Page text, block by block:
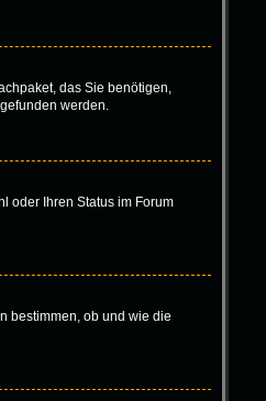
das Sie benötigen,
gefunden werden.
oder Ihren Status im Forum
bestimmen, ob und wie die